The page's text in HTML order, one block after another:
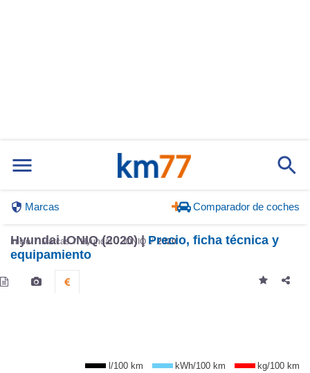
Marcas Comparador de coches
Inicio Marcas Hyundai IONIQ 2020
Hyundai IONIQ (2020) | Precio, ficha técnica y
equipamiento
l/100 km kWh/100 km
kg/100 km